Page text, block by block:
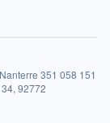
351 058 151
92772